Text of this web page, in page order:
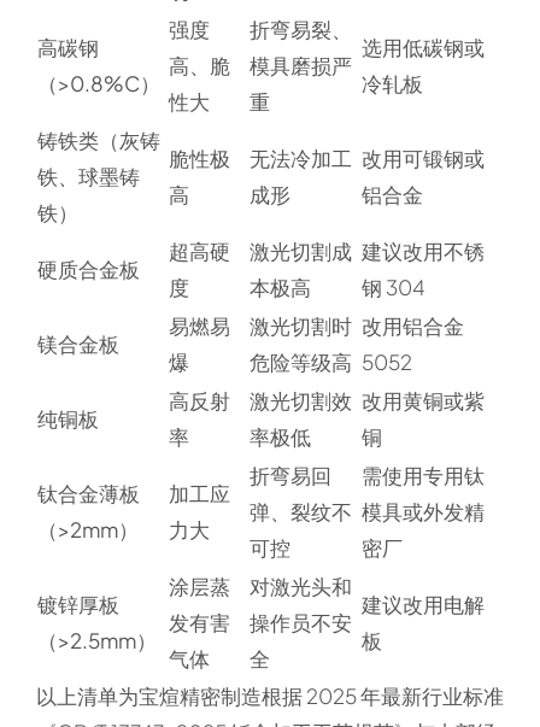
高碳钢
（>0.8%C）
强度
高、脆
性大
折弯易裂、
模具磨损严
重
选用低碳钢或
冷轧板
铸铁类（灰铸
铁、球墨铸
铁）
脆性极
高
无法冷加工
成形
改用可锻钢或
铝合金
硬质合金板
超高硬
度
激光切割成
本极高
建议改用不锈
钢 304
镁合金板
易燃易
爆
激光切割时
危险等级高
改用铝合金
5052
纯铜板
高反射
率
激光切割效
率极低
改用黄铜或紫
铜
钛合金薄板
（>2mm）
加工应
力大
折弯易回
弹、裂纹不
可控
需使用专用钛
模具或外发精
密厂
镀锌厚板
（>2.5mm）
涂层蒸
发有害
气体
对激光头和
操作员不安
全
建议改用电解
板
以上清单为宝煊精密制造根据 2025 年最新行业标准